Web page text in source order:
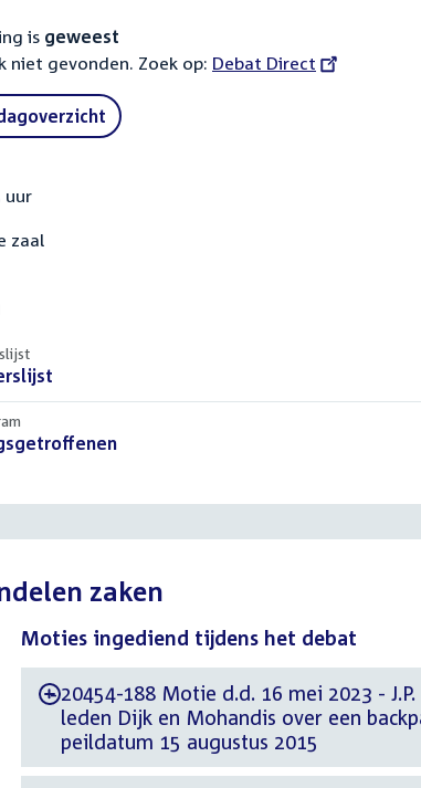
is geweest
niet gevonden. Zoek op: External
Debat Direct
uur
zaal
zaken
Moties ingediend tijdens het debat
-20454-188 Motie d.d. 16 mei 2023 -
leden Dijk en Mohandis over een
peildatum 15 augustus 2015